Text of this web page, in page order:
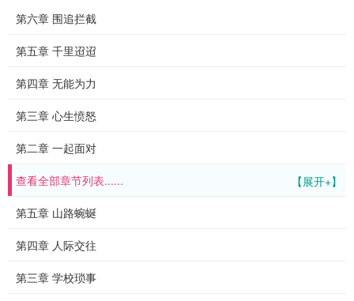
第六章 围追拦截
第五章 千里迢迢
第四章 无能为力
第三章 心生愤怒
第二章 一起面对
【展开+】
查看全部章节列表......
第五章 山路蜿蜒
第四章 人际交往
第三章 学校琐事